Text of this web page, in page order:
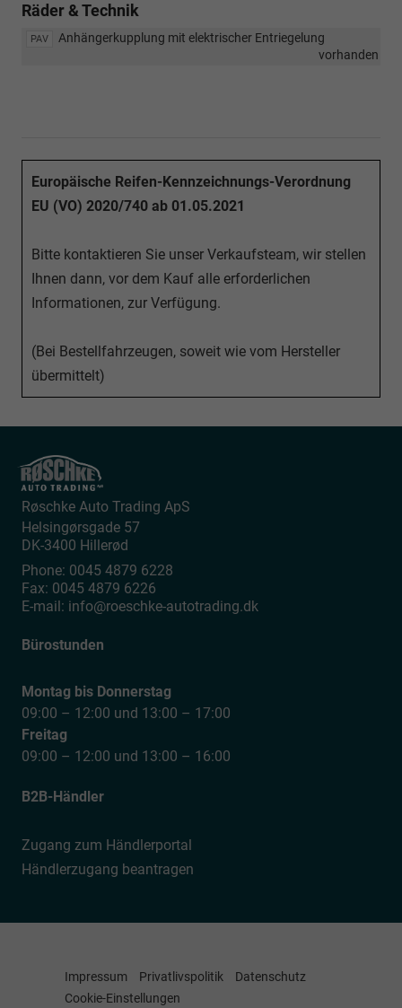
Räder & Technik
PAV
Anhängerkupplung mit elektrischer Entriegelung
vorhanden
Europäische Reifen-Kennzeichnungs-Verordnung
EU (VO) 2020/740 ab 01.05.2021
Bitte kontaktieren Sie unser Verkaufsteam, wir stellen
Ihnen dann, vor dem Kauf alle erforderlichen
Informationen, zur Verfügung.
(Bei Bestellfahrzeugen, soweit wie vom Hersteller
übermittelt)
Røschke Auto Trading ApS
Helsingørsgade 57
DK-3400 Hillerød
Phone: 0045 4879 6228
Fax: 0045 4879 6226
E-mail: info@roeschke-autotrading.dk
Bürostunden
Montag bis Donnerstag
09:00 – 12:00 und 13:00 – 17:00
Freitag
09:00 – 12:00 und 13:00 – 16:00
B2B-Händler
Zugang zum Händlerportal
Händlerzugang beantragen
Impressum Privatlivspolitik
Datenschutz
Cookie-Einstellungen